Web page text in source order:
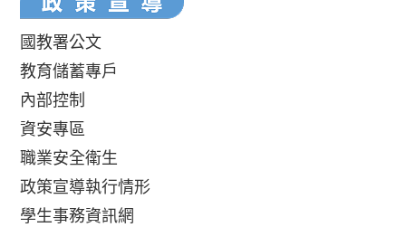
國教署公文
教育儲蓄專戶
內部控制
資安專區
職業安全衛生
政策宣導執行情形
學生事務資訊網